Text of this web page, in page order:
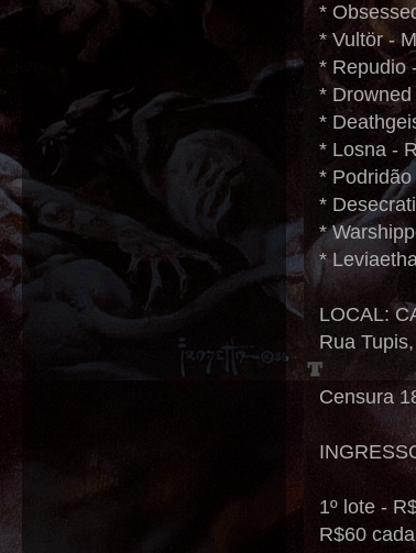
*
* Vultör -
* Repudio
*
*
* Losna -
* Podridão
*
*
*
LOCAL:
Rua
Censura
1º lote -
R$60